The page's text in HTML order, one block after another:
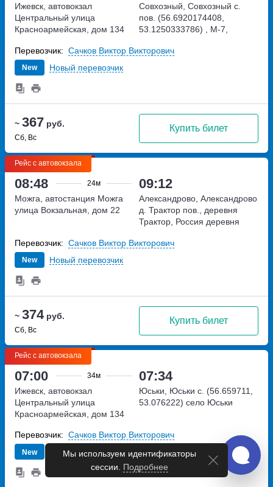
~ 367 руб.
Сб, Вс
Купить билет
Ижевск, автовокзал
Центральный улица
Красноармейская, дом 134
Совхозный, Совхозный с.
пов. (56.6920174408,
53.1250333786)
, М-7,
New Новый перевозчик
Перевозчик: Сачков Виктор Викторович
Рейс с автовокзала
08:48 24м 09:12
~ 374руб.
Сб, Вс
Купить билет
Можга, автостанция Можга
улица Вокзальная, дом 22
Александрово, Александрово
д. Трактор пов., деревня
Трактор, Россия деревня
New Новый перевозчик
Перевозчик: Сачков Виктор Викторович
Рейс с автовокзала
07:00 34м 07:34
Ижевск, автовокзал
Центральный улица
Красноармейская, дом 134
Юськи, Юськи с. (56.659711,
53.076222) село Юськи
New Новый перевозчик
Перевозчик: Сачков Виктор Викторович
Мы используем идентификаторы
сессии. Подробнее